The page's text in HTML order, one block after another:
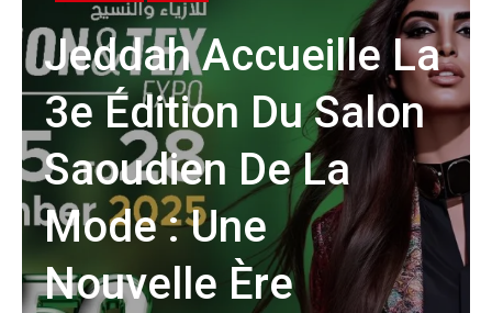
Jeddah Accueille La
3e Édition Du Salon
Saoudien De La
Mode : Une
Nouvelle Ère